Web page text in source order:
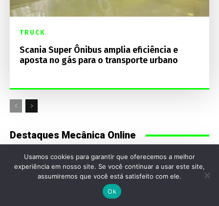
TRUCK
Scania Super Ônibus amplia eficiência e
aposta no gás para o transporte urbano
Destaques Mecânica Online
Usamos cookies para garantir que oferecemos a melhor
experiência em nosso site. Se você continuar a usar este site,
assumiremos que você está satisfeito com ele.
Ok